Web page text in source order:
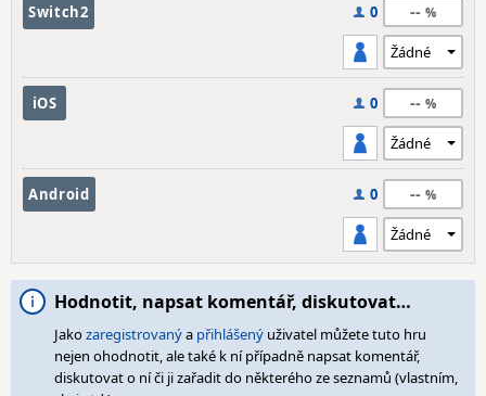
Switch2 0 --
iOS 0 --
Android 0 --
Hodnotit, napsat komentář, diskutovat…
Jakozaregistrovanýa přihlášený uživatel můžete tuto hru
nejen ohodnotit, ale také k ní případně napsat komentář,
diskutovat o ní či ji zařadit do některého ze seznamů (vlastním,